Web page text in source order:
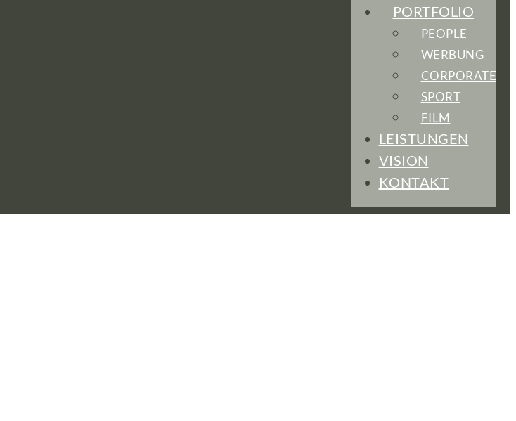
PORTFOLIO
PEOPLE
WERBUNG
CORPORATE
SPORT
FILM
LEISTUNGEN
VISION
KONTAKT